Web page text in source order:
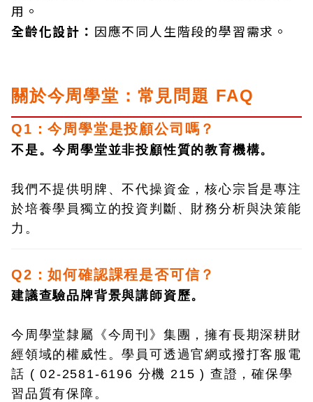
用。
全齡化設計： 因應不同人生階段的學習需求。
關於今周學堂：常見問題 FAQ
Q1：今周學堂是投顧公司嗎？
不是。今周學堂並非投顧性質的教育機構。
我們不提供明牌、不代操資金，核心宗旨是專注
於培養學員獨立的投資判斷、財務分析與決策能
力。
Q2：如何確認課程是否可信？
建議查驗品牌背景與講師資歷。
今周學堂隸屬《今周刊》集團，擁有長期深耕財
經領域的權威性。學員可透過官網或撥打客服電
話 ( 02-2581-6196 分機 215 ) 查證，確保學
習品質有保障。